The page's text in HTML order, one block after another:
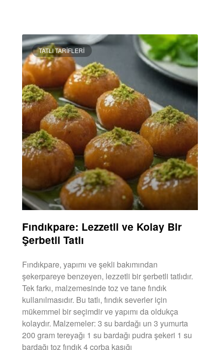
TATLI TARIFLERI
Fındıkpare: Lezzetli ve Kolay Bir
Şerbetli Tatlı
Fındıkpare, yapımı ve şekli bakımından
şekerpareye benzeyen, lezzetli bir şerbetli tatlıdır.
Tek farkı, malzemesinde toz ve tane fındık
kullanılmasıdır. Bu tatlı, fındık severler için
mükemmel bir seçimdir ve yapımı da oldukça
kolaydır. Malzemeler: 3 su bardağı un 3 yumurta
200 gram tereyağı 1 su bardağı pudra şekeri 1 su
bardağı toz fındık 4 çorba kaşığı